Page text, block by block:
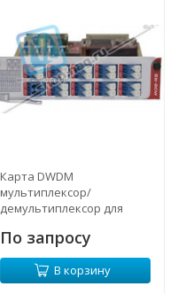
Карта DWDM
мультиплексор/
демультиплексор для
(каналы 30-37/54-61)
По запросу
В корзину